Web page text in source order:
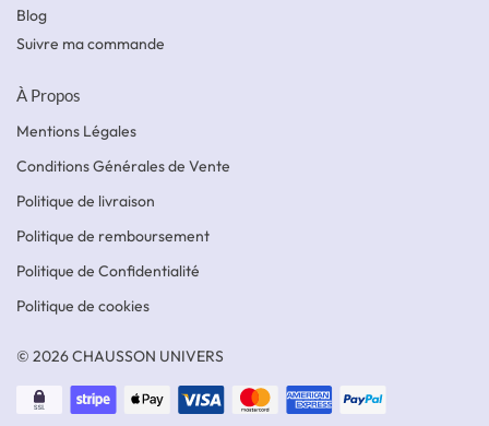
Blog
Suivre ma commande
À Propos
Mentions Légales
Conditions Générales de Vente
Politique de livraison
Politique de remboursement
Politique de Confidentialité
Politique de cookies
© 2026 CHAUSSON UNIVERS